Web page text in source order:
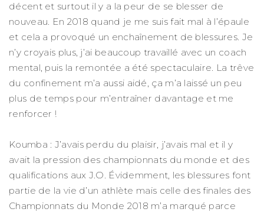
décent et surtout il y a la peur de se blesser de
nouveau. En 2018 quand je me suis fait mal à l’épaule
et cela a provoqué un enchaînement de blessures. Je
n’y croyais plus, j’ai beaucoup travaillé avec un coach
mental, puis la remontée a été spectaculaire. La trêve
du confinement m’a aussi aidé, ça m’a laissé un peu
plus de temps pour m’entraîner davantage et me
renforcer !
Koumba : J’avais perdu du plaisir, j’avais mal et il y
avait la pression des championnats du monde et des
qualifications aux J.O. Évidemment, les blessures font
partie de la vie d’un athlète mais celle des finales des
Championnats du Monde 2018 m’a marqué parce